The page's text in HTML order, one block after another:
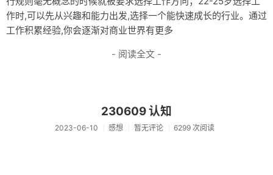
作时,可以先从兴趣和能力出发,选择一个能快速成长的行业。通过
工作积累经验,你会逐渐对商业世界有更多
- 阅读全文 -
230609 认知
2023-06-10 感想 暂无评论 6299 次阅读